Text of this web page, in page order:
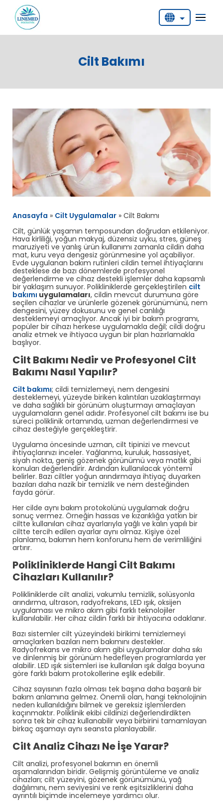
English
Cilt Bakımı
Anasayfa » Cilt Uygulamalar » Cilt Bakımı
Cilt, günlük yaşamın temposundan doğrudan etkileniyor.
Hava kirliliği, yoğun makyaj, düzensiz uyku, stres, güneş
maruziyeti ve yanlış ürün kullanımı zamanla cildin daha
mat, kuru veya dengesiz görünmesine yol açabiliyor.
Evde uygulanan bakım rutinleri cildin temel ihtiyaçlarını
desteklese de bazı dönemlerde profesyonel
değerlendirme ve cihaz destekli işlemler daha kapsamlı
bir yaklaşım sunuyor. Polikliniklerde gerçekleştirilen cilt
bakımı uygulamaları, cildin mevcut durumuna göre
seçilen cihazlar ve ürünlerle gözenek görünümünü, nem
dengesini, yüzey dokusunu ve genel canlılığı
desteklemeyi amaçlıyor. Ancak iyi bir bakım programı,
popüler bir cihazı herkese uygulamakla değil; cildi doğru
analiz etmek ve ihtiyaca uygun bir plan hazırlamakla
başlıyor.
Cilt Bakımı Nedir ve Profesyonel Cilt
Bakımı Nasıl Yapılır?
Cilt bakımı; cildi temizlemeyi, nem dengesini
desteklemeyi, yüzeyde biriken kalıntıları uzaklaştırmayı
ve daha sağlıklı bir görünüm oluşturmayı amaçlayan
uygulamaların genel adıdır. Profesyonel cilt bakımı ise bu
süreci poliklinik ortamında, uzman değerlendirmesi ve
cihaz desteğiyle gerçekleştirir.
Uygulama öncesinde uzman, cilt tipinizi ve mevcut
ihtiyaçlarınızı inceler. Yağlanma, kuruluk, hassasiyet,
siyah nokta, geniş gözenek görünümü veya matlık gibi
konuları değerlendirir. Ardından kullanılacak yöntemi
belirler. Bazı ciltler yoğun arındırmaya ihtiyaç duyarken
bazıları daha nazik bir temizlik ve nem desteğinden
fayda görür.
Her cilde aynı bakım protokolünü uygulamak doğru
sonuç vermez. Örneğin hassas ve kızarıklığa yatkın bir
ciltte kullanılan cihaz ayarlarıyla yağlı ve kalın yapılı bir
ciltte tercih edilen ayarlar aynı olmaz. Kişiye özel
planlama, bakımın hem konforunu hem de verimliliğini
artırır.
Polikliniklerde Hangi Cilt Bakımı
Cihazları Kullanılır?
Polikliniklerde cilt analizi, vakumlu temizlik, solüsyonla
arındırma, ultrason, radyofrekans, LED ışık, oksijen
uygulaması ve mikro akım gibi farklı teknolojiler
kullanılabilir. Her cihaz cildin farklı bir ihtiyacına odaklanır.
Bazı sistemler cilt yüzeyindeki birikimi temizlemeyi
amaçlarken bazıları nem bakımını destekler.
Radyofrekans ve mikro akım gibi uygulamalar daha sıkı
ve dinlenmiş bir görünüm hedefleyen programlarda yer
alabilir. LED ışık sistemleri ise kullanılan ışık dalga boyuna
göre farklı bakım protokollerine eşlik edebilir.
Cihaz sayısının fazla olması tek başına daha başarılı bir
bakım anlamına gelmez. Önemli olan, hangi teknolojinin
neden kullanıldığını bilmek ve gereksiz işlemlerden
kaçınmaktır. Poliklinik ekibi cildinizi değerlendirdikten
sonra tek bir cihaz kullanabilir veya birbirini tamamlayan
birkaç aşamayı aynı seansta planlayabilir.
Cilt Analiz Cihazı Ne İşe Yarar?
Cilt analizi, profesyonel bakımın en önemli
aşamalarından biridir. Gelişmiş görüntüleme ve analiz
cihazları; cilt yüzeyini, gözenek görünümünü, yağ
dağılımını, nem seviyesini ve renk eşitsizliklerini daha
ayrıntılı biçimde incelemeye yardımcı olur.